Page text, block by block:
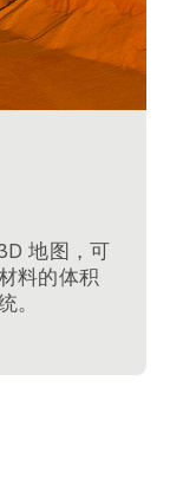
地图，可
料的体积
。